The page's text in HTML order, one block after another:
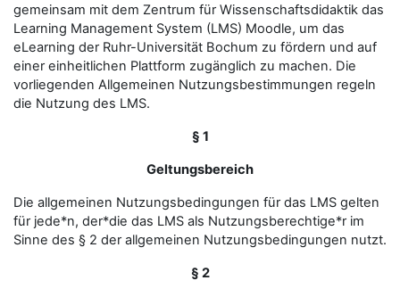
gemeinsam mit dem Zentrum für Wissenschaftsdidaktik das
Learning Management System (LMS) Moodle, um das
eLearning der Ruhr-Universität Bochum zu fördern und auf
einer einheitlichen Plattform zugänglich zu machen. Die
vorliegenden Allgemeinen Nutzungsbestimmungen regeln
die Nutzung des LMS.
§ 1
Geltungsbereich
Die allgemeinen Nutzungsbedingungen für das LMS gelten
für jede*n, der*die das LMS als Nutzungsberechtige*r im
Sinne des § 2 der allgemeinen Nutzungsbedingungen nutzt.
§ 2